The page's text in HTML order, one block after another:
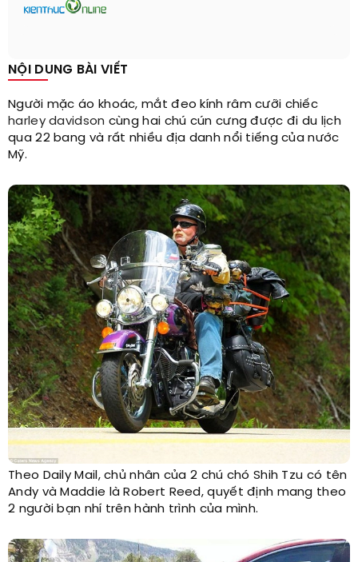
NỘI DUNG BÀI VIẾT
Người mặc áo khoác, mắt đeo kính râm cưỡi chiếc
harley davidson cùng hai chú cún cưng được đi du lịch
qua 22 bang và rất nhiều địa danh nổi tiếng của nước
Mỹ.
Theo Daily Mail, chủ nhân của 2 chú chó Shih Tzu có tên
Andy và Maddie là Robert Reed, quyết định mang theo
2 người bạn nhí trên hành trình của mình.